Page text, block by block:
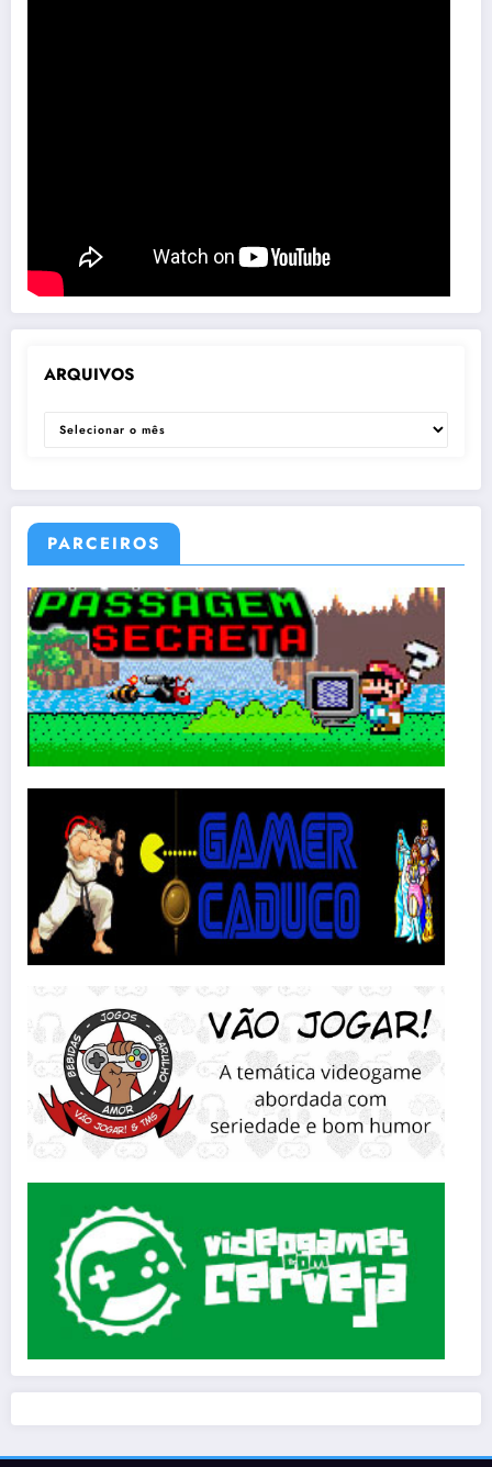
ARQUIVOS
ARQUIVOS
PARCEIROS